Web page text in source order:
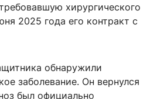
хирургического
2025 года его контракт с
обнаружили
заболевание. Он вернулся
был официально